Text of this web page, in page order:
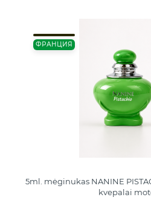
ФРАНЦИЯ
5ml. mėginukas NANINE
kvepalai